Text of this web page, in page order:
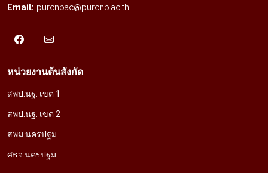
Email: purcnpac@purcnp.ac.th
หน่วยงานต้นสังกัด
สพป.นฐ. เขต 1
สพป.นฐ. เขต 2
สพม.นครปฐม
ศธจ.นครปฐม